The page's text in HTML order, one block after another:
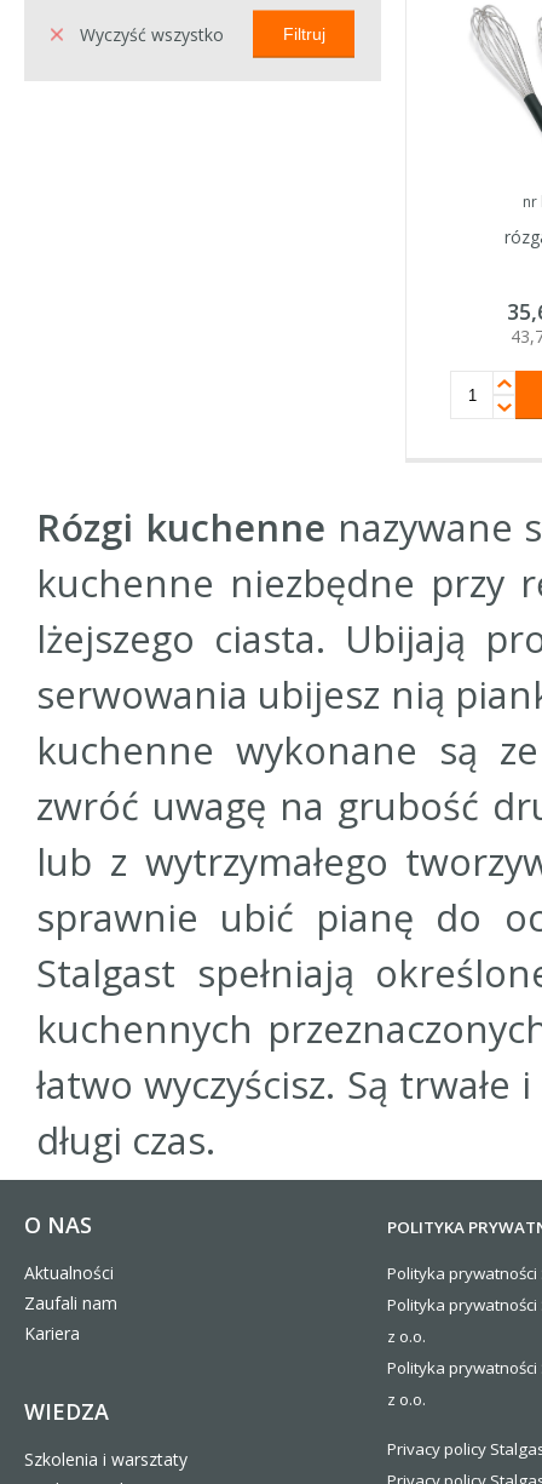
Wyczyść wszystko Filtruj
nr
Rózgi kuchenne nazywane
kuchenne niezbędne przy
lżejszego ciasta. Ubijają
serwowania ubijesz nią
kuchenne wykonane są
zwróć uwagę na grubość
lub z wytrzymałego
sprawnie ubić pianę do
Stalgast spełniają
kuchennych
łatwo wyczyścisz. Są
długi czas.
O NAS
Aktualności
Zaufali nam
Kariera
WIEDZA
Szkolenia i warsztaty
POLITYKA
Polityka prywatności
Polityka
z o.o.
Polityka
z o.o.
Privacy policy